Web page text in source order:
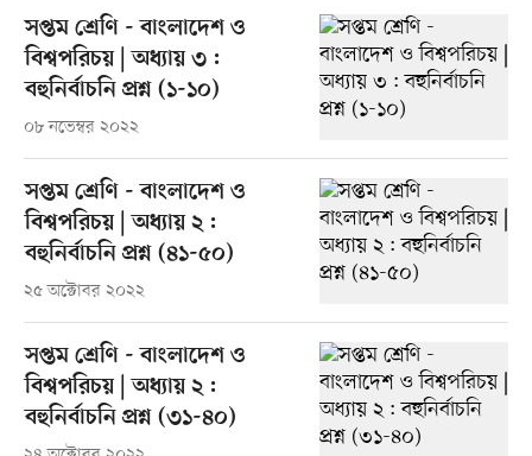
সপ্তম শ্রেণি - বাংলাদেশ ও
বিশ্বপরিচয় | অধ্যায় ৩ :
বহুনির্বাচনি প্রশ্ন (১-১০)
০৮ নভেম্বর ২০২২
সপ্তম শ্রেণি - বাংলাদেশ ও
বিশ্বপরিচয় | অধ্যায় ২ :
বহুনির্বাচনি প্রশ্ন (৪১-৫০)
২৫ অক্টোবর ২০২২
সপ্তম শ্রেণি - বাংলাদেশ ও
বিশ্বপরিচয় | অধ্যায় ২ :
বহুনির্বাচনি প্রশ্ন (৩১-৪০)